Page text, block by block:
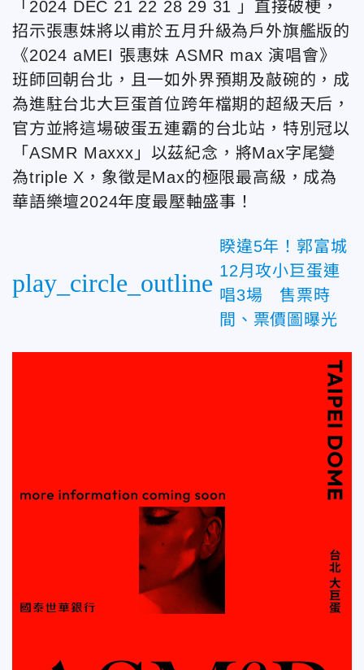
「2024 DEC 21 22 28 29 31 」直接破梗，
招示張惠妹將以甫於五月升級為戶外旗艦版的
《2024 aMEI 張惠妹 ASMR max 演唱會》
班師回朝台北，且一如外界預期及敲碗的，成
為進駐台北大巨蛋首位跨年檔期的超級天后，
官方並將這場破蛋五連霸的台北站，特別冠以
「ASMR Maxxx」以茲紀念，將Max字尾變
為triple X，象徵是Max的極限最高級，成為
華語樂壇2024年度最壓軸盛事！
play_circle_outline
睽違5年！郭富城
12月攻小巨蛋連
唱3場 售票時
間、票價圖曝光